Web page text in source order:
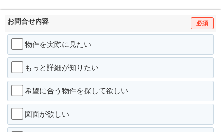
お問合せ内容 必須
物件を実際に見たい
もっと詳細が知りたい
希望に合う物件を探して欲しい
図面が欲しい